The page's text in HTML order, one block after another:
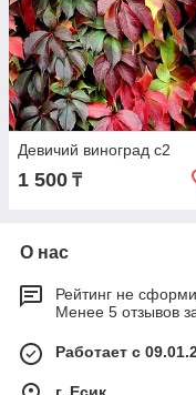
Девичий виноград с2
1 500 ₸
О нас
Рейтинг не
Менее 5 отзывов
Работает с